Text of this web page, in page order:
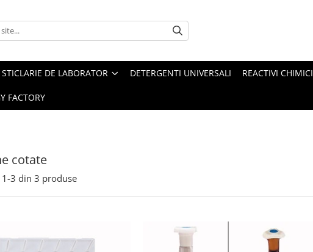
STICLARIE DE LABORATOR DETERGENTI UNIVERSALI REACTIVI CHIMICI
FACTORY
cotate
1-3 din 3 produse